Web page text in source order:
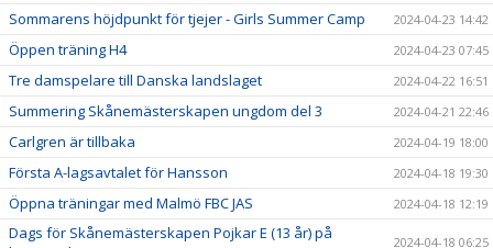
Sommarens höjdpunkt för tjejer - Girls Summer Camp 2024-04-23 14:42
Öppen träning H4 2024-04-23 07:45
Tre damspelare till Danska landslaget 2024-04-22 16:51
Summering Skånemästerskapen ungdom del 3 2024-04-21 22:46
Carlgren är tillbaka 2024-04-19 18:00
Första A-lagsavtalet för Hansson 2024-04-18 19:30
Öppna träningar med Malmö FBC JAS 2024-04-18 12:19
Dags för Skånemästerskapen Pojkar E (13 år) på
2024-04-18 06:25